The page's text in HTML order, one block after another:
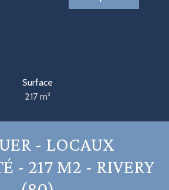
Surface
217 m²
- LOCAUX
- 217 M2 - RIVERY